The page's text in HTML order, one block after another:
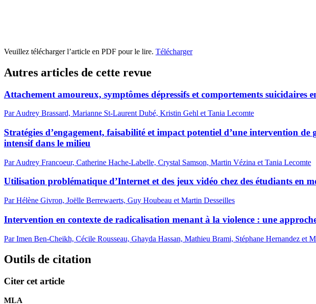
Veuillez télécharger l’article en PDF pour le lire. Télécharger
Autres articles de cette revue
Attachement amoureux, symptômes dépressifs et comportements suicidaires
Par Audrey Brassard, Marianne St-Laurent Dubé, Kristin Gehl et Tania Lecomte
Stratégies d’engagement, faisabilité et impact potentiel d’une intervention
intensif dans le milieu
Par Audrey Francoeur, Catherine Hache-Labelle, Crystal Samson, Martin Vézina et Tania Lecomte
Utilisation problématique d’Internet et des jeux vidéo chez des étudiants en
Par Hélène Givron, Joëlle Berrewaerts, Guy Houbeau et Martin Desseilles
Intervention en contexte de radicalisation menant à la violence : une
Par Imen Ben-Cheikh, Cécile Rousseau, Ghayda Hassan, Mathieu Brami, Stéphane Hernandez et
Outils de citation
Citer cet article
MLA